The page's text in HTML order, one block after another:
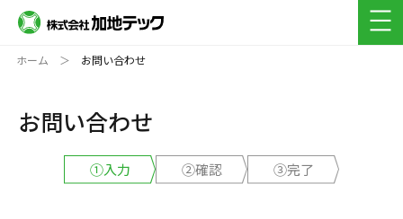
採用フロー(新卒)
よくある質問(キャリア・新卒)
ホーム お問い合わせ
お問い合わせ
①入力 ②確認 ③完了